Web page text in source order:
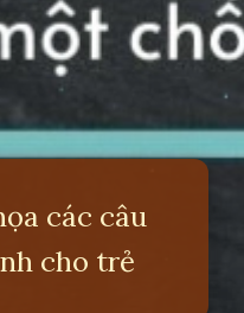
các câu
cho trẻ